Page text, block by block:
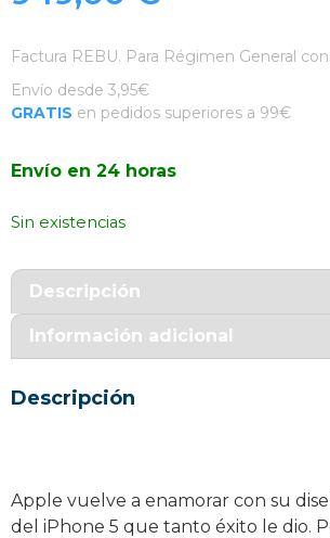
Factura REBU. Para Régimen General
Envío desde 3,95€
GRATIS en pedidos superiores a 99€
Envío en 24 horas
Sin existencias
Descripción
Información adicional
Descripción
Apple vuelve a enamorar con su
del iPhone 5 que tanto éxito le dio.